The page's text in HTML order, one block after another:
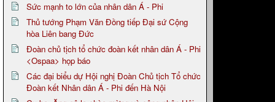
Sức mạnh to lớn của nhân dân Á - Phi
Thủ tướng Phạm Văn Đồng tiếp Đại sứ Cộng
hòa Liên bang Đức
Đoàn chủ tịch tổ chức đoàn kết nhân dân Á - Phi
<Ospaa> họp báo
Các đại biểu dự Hội nghị Đoàn Chủ tịch Tổ chức
Đoàn kết Nhân dân Á - Phi đến Hà Nội